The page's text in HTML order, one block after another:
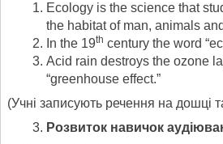
Ecology is the science that
the habitat of man, animals
In the 19th century the word
Acid rain destroys the ozone
“greenhouse effect.”
(Учні записують речення на дошці
Розвиток навичок